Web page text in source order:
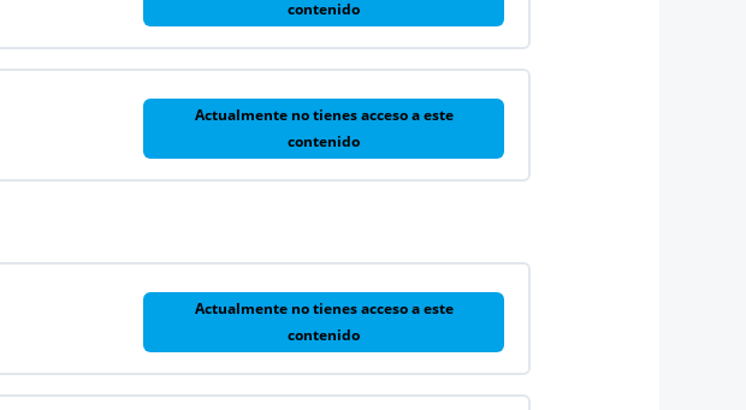
contenido
Actualmente no tienes acceso a este
contenido
Actualmente no tienes acceso a este
contenido